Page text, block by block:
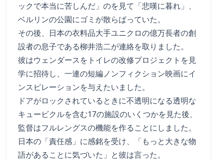
ックで本当に苦しんだ」のを見て「悲嘆に暮れ」、
ベルリンの公園にゴミが散らばっていた。
その後、日本の衣料品大手ユニクロの億万長者の創
設者の息子である柳井浩二が連絡を取りました。
彼はウェンダースをトイレの改修プロジェクトを見
学に招待し、一連の短編ノンフィクション映画にイ
ンスピレーションを与えたいました。
ドアがロックされているときに不透明になる透明な
キュービクルを含む17の施設のいくつかを見た後、
監督はフルレングスの機能を作ることにしました。
日本の「責任感」に感銘を受け、「もっと大きな物
語があることに気づいた」と彼は言った。